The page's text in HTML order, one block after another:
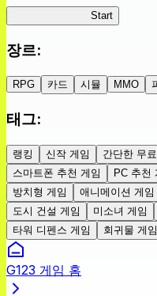
Start
장르:
RPG 카드 시뮬 MMO
태그:
랭킹 신작 게임 간단한 무
스마트폰 추천 게임
PC 추천
방치형 게임
애니메이션 게임
도시 건설 게임
미소녀 게임
타워 디펜스 게임
회귀물 게임
G123 게임 홈